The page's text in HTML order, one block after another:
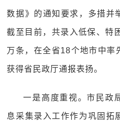
数据》的通知要求，多措并
截至目前，共录入低保、特
万条，在全省18个地市中率
获得省民政厅通报表扬。
一是高度重视。市民政
息采集录入工作作为巩固拓